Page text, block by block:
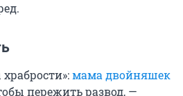
мама двойняшек
пережить развод, —